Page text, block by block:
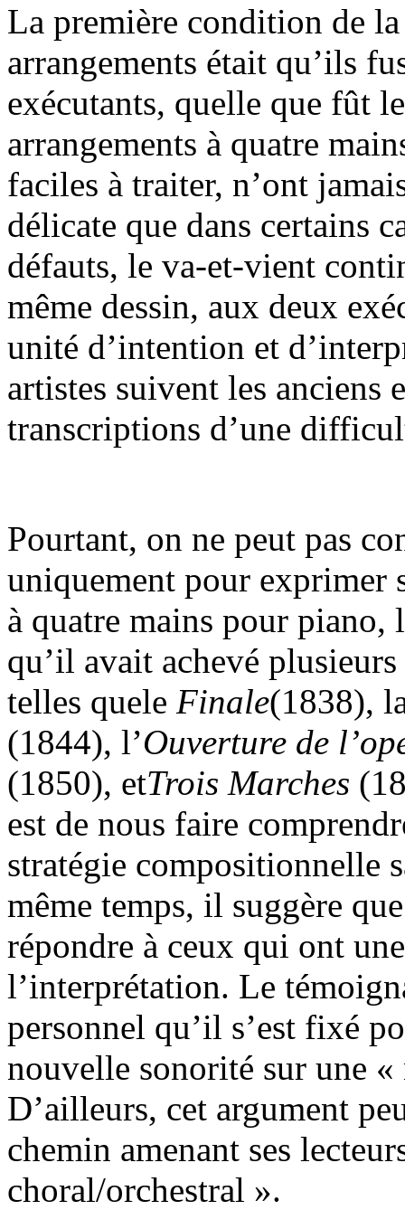
La première condition de
arrangements était qu’ils
exécutants, quelle que fût
arrangements à quatre
faciles à traiter, n’ont
délicate que dans certains
défauts, le va-et-vient
même dessin, aux deux
unité d’intention et
artistes suivent les anciens
transcriptions d’une
Pourtant, on ne peut pas
uniquement pour exprimer
à quatre mains pour piano,
qu’il avait achevé
telles quele Finale(1838),
(1844), l’Ouverture de
(1850), etTrois Marches
est de nous faire
stratégie compositionnelle
même temps, il suggère
répondre à ceux qui ont
l’interprétation. Le
personnel qu’il s’est fixé
nouvelle sonorité sur une
D’ailleurs, cet argument
chemin amenant ses
choral/orchestral ».